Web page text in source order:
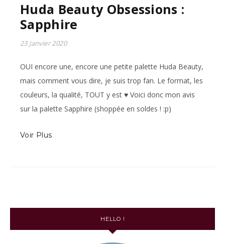
Huda Beauty Obsessions :
Sapphire
23 Janvier 2020
OUI encore une, encore une petite palette Huda Beauty,
mais comment vous dire, je suis trop fan. Le format, les
couleurs, la qualité, TOUT y est ♥ Voici donc mon avis
sur la palette Sapphire (shoppée en soldes ! :p)
Voir Plus
HELLO !